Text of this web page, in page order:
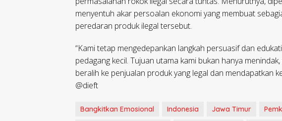
menyentuh akar persoalan ekonomi yang membuat
peredaran produk ilegal tersebut.
“Kami tetap mengedepankan langkah persuasif dan
pedagang kecil. Tujuan utama kami bukan hanya
beralih ke penjualan produk yang legal dan mendapatkan
@dieft
Bangkitkan Emosional Indonesia Jawa Timur